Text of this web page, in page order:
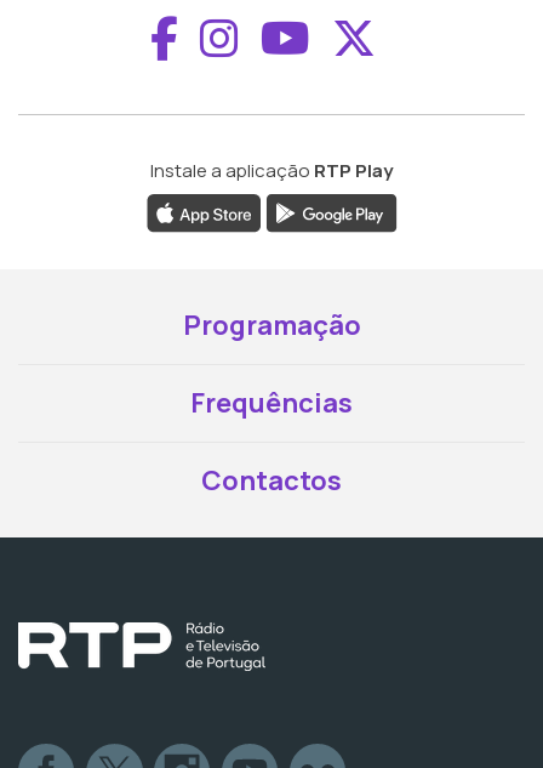
Aceder ao
Aceder ao
Aceder ao
Instale a aplicação RTP Play
Programação
Frequências
Contactos